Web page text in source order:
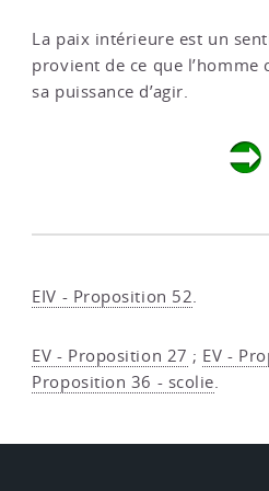
La paix intérieure est un
provient de ce que l’homme
sa puissance d’agir.
EIV - Proposition 52.
EV - Proposition 27 ; EV -
Proposition 36 - scolie.